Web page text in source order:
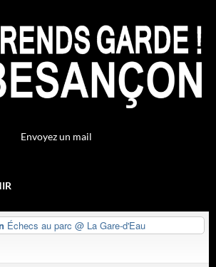
Envoyez un mail
Échecs au parc @ La Gare-d'Eau